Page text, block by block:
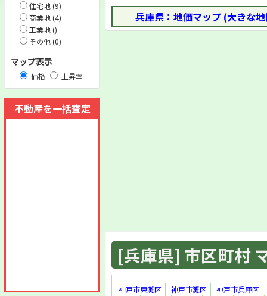
住宅地 (9)
商業地 (4)
工業地 ()
その他 (0)
マップ表示
価格 上昇率
不動産を一括査定
兵庫県：地価マップ (大きな
[兵庫県] 市区町村
神戸市東灘区 神戸市灘区
神戸市兵庫区